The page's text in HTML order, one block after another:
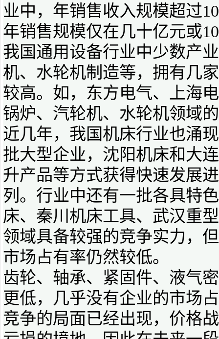
业中，年销售收入规模超过
年销售规模仅在几十亿元或
我国通用设备行业中少数产
机、水轮机制造等，拥有几
较高。如，东方电气、上海
锅炉、汽轮机、水轮机领域
近几年，我国机床行业也涌
批大型企业，沈阳机床和大
升产品等方式获得快速发展
列。行业中还有一批各具特
床、秦川机床工具、武汉重
领域具备较强的竞争实力，
市场占有率仍然较低。
齿轮、轴承、紧固件、液气
更低，几乎没有企业的市场
竞争的局面已经出现，价格